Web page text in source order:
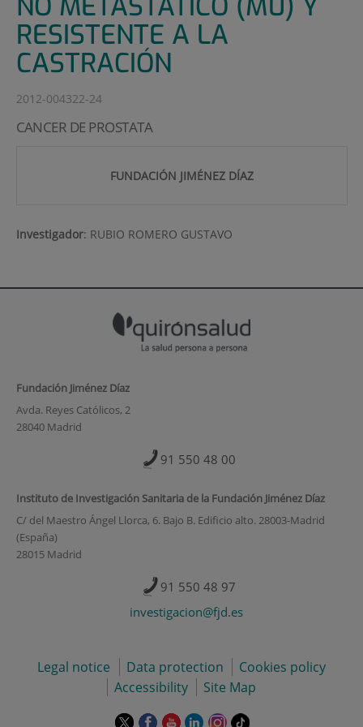
RESISTENTE A LA
CASTRACIÓN
2012-004322-24
CANCER DE PROSTATA
FUNDACIÓN JIMÉNEZ DÍAZ
Investigador: RUBIO ROMERO GUSTAVO
Fundación Jiménez Díaz
Avda. Reyes Católicos, 2
28040 Madrid
91 550 48 00
Instituto de Investigación Sanitaria de la Fundación Jiménez Díaz
C/ del Maestro Ángel Llorca, 6. Bajo B. Edificio alto. 28003-Madrid
(España)
28015 Madrid
91 550 48 97
investigacion@fjd.es
Legal notice Data protection
Cookies policy
Accessibility
Site Map
This This This This This Link